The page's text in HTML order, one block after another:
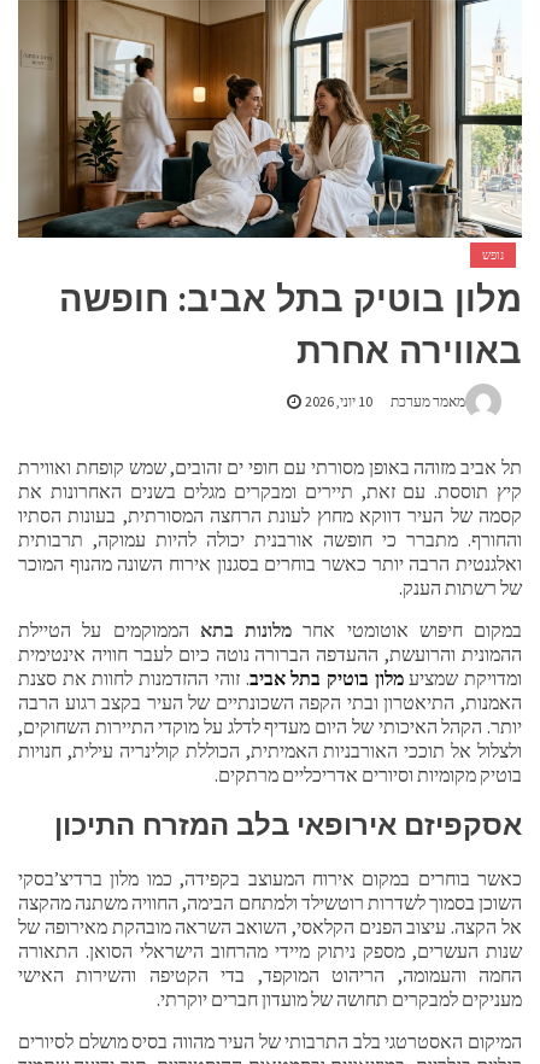
אביזרים ומתנות לגבר שאוהב להיות בשטח
אשפוז פסיכיאטרי ביתי: הגישה הדיסקרטית שמשנה את כללי המשחק בבריאות הנפש
נופש
מלון בוטיק בתל אביב: חופשה
באווירה אחרת
מאמר מערכת 10 יוני, 2026
תל אביב מזוהה באופן מסורתי עם חופי ים זהובים, שמש קופחת ואווירת
קיץ תוססת. עם זאת, תיירים ומבקרים מגלים בשנים האחרונות את
קסמה של העיר דווקא מחוץ לעונת הרחצה המסורתית, בעונות הסתיו
והחורף. מתברר כי חופשה אורבנית יכולה להיות עמוקה, תרבותית
ואלגנטית הרבה יותר כאשר בוחרים בסגנון אירוח השונה מהנוף המוכר
של רשתות הענק.
במקום חיפוש אוטומטי אחר מלונות בתא הממוקמים על הטיילת
ההמונית והרועשת, ההעדפה הברורה נוטה כיום לעבר חוויה אינטימית
ומדויקת שמציעמלון בוטיק בתל אביב. זוהי ההזדמנות לחוות את סצנת
האמנות, התיאטרון ובתי הקפה השכונתיים של העיר בקצב רגוע הרבה
יותר. הקהל האיכותי של היום מעדיף לדלג על מוקדי התיירות השחוקים,
ולצלול אל תוככי האורבניות האמיתית, הכוללת קולינריה עילית, חנויות
בוטיק מקומיות וסיורים אדריכליים מרתקים.
אסקפיזם אירופאי בלב המזרח התיכון
כאשר בוחרים במקום אירוח המעוצב בקפידה, כמו מלון ברדיצ’בסקי
השוכן בסמוך לשדרות רוטשילד ולמתחם הבימה, החוויה משתנה מהקצה
אל הקצה. עיצוב הפנים הקלאסי, השואב השראה מובהקת מאירופה של
שנות העשרים, מספק ניתוק מיידי מהרחוב הישראלי הסואן. התאורה
החמה והעמומה, הריהוט המוקפד, בדי הקטיפה והשירות האישי
מעניקים למבקרים תחושה של מועדון חברים יוקרתי.
המיקום האסטרטגי בלב התרבותי של העיר מהווה בסיס מושלם לסיורים